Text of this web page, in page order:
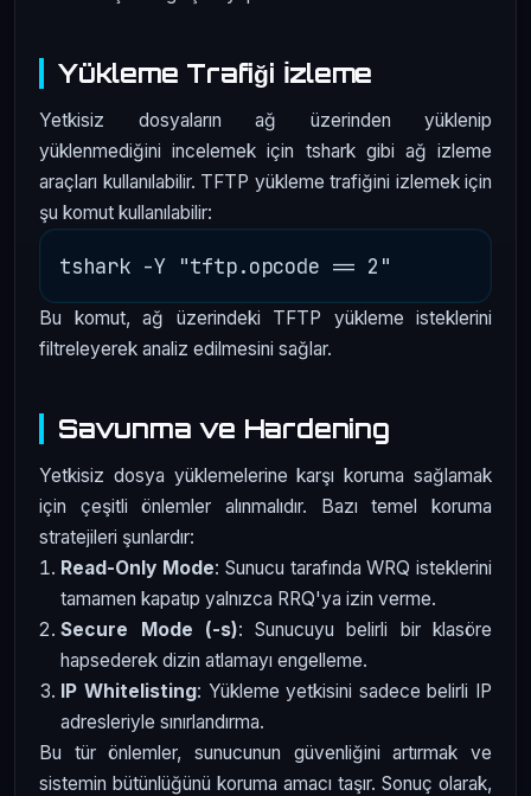
Yükleme Trafiği İzleme
Yetkisiz dosyaların ağ üzerinden yüklenip
yüklenmediğini incelemek için tshark gibi ağ izleme
araçları kullanılabilir. TFTP yükleme trafiğini izlemek için
şu komut kullanılabilir:
Bu komut, ağ üzerindeki TFTP yükleme isteklerini
filtreleyerek analiz edilmesini sağlar.
Savunma ve Hardening
Yetkisiz dosya yüklemelerine karşı koruma sağlamak
için çeşitli önlemler alınmalıdır. Bazı temel koruma
stratejileri şunlardır:
Read-Only Mode: Sunucu tarafında WRQ isteklerini
tamamen kapatıp yalnızca RRQ'ya izin verme.
Secure Mode (-s): Sunucuyu belirli bir klasöre
hapsederek dizin atlamayı engelleme.
IP Whitelisting: Yükleme yetkisini sadece belirli IP
adresleriyle sınırlandırma.
Bu tür önlemler, sunucunun güvenliğini artırmak ve
sistemin bütünlüğünü koruma amacı taşır. Sonuç olarak,